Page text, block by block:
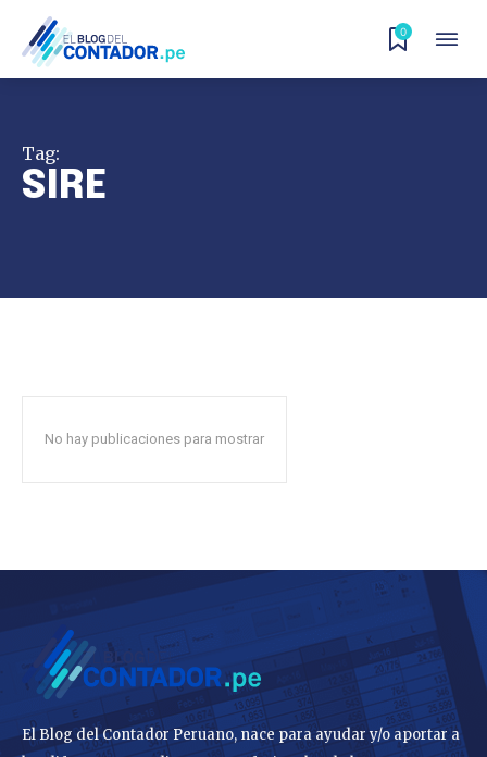
0
Tag:
SIRE
No hay publicaciones para mostrar
El Blog del Contador Peruano, nace para ayudar y/o aportar a